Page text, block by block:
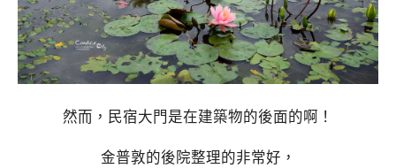
然而，民宿大門是在建築物的後面的啊！
金普敦的後院整理的非常好，